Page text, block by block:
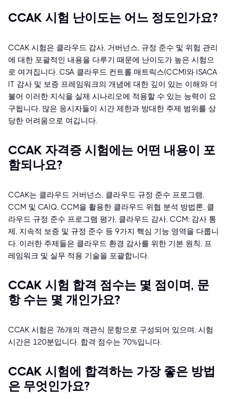
CCAK 시험 난이도는 어느 정도인가요?
CCAK 시험은 클라우드 감사, 거버넌스, 규정 준수 및 위험 관리
에 대한 포괄적인 내용을 다루기 때문에 난이도가 높은 시험으
로 여겨집니다. CSA 클라우드 컨트롤 매트릭스(CCM)와 ISACA
IT 감사 및 보증 프레임워크의 개념에 대한 깊이 있는 이해와 더
불어 이러한 지식을 실제 시나리오에 적용할 수 있는 능력이 요
구됩니다. 많은 응시자들이 시간 제한과 방대한 주제 범위를 상
당한 어려움으로 여깁니다.
CCAK 자격증 시험에는 어떤 내용이 포
함되나요?
CCAK는 클라우드 거버넌스, 클라우드 규정 준수 프로그램,
CCM 및 CAIQ, CCM을 활용한 클라우드 위협 분석 방법론, 클
라우드 규정 준수 프로그램 평가, 클라우드 감사, CCM: 감사 통
제, 지속적 보증 및 규정 준수 등 9가지 핵심 기능 영역을 다룹니
다. 이러한 주제들은 클라우드 환경 감사를 위한 기본 원칙, 프
레임워크 및 실무 적용 기술을 포괄합니다.
CCAK 시험 합격 점수는 몇 점이며, 문
항 수는 몇 개인가요?
CCAK 시험은 76개의 객관식 문항으로 구성되어 있으며, 시험
시간은 120분입니다. 합격 점수는 70%입니다.
CCAK 시험에 합격하는 가장 좋은 방법
은 무엇인가요?